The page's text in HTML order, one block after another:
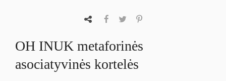
OH INUK metaforinės
asociatyvinės kortelės